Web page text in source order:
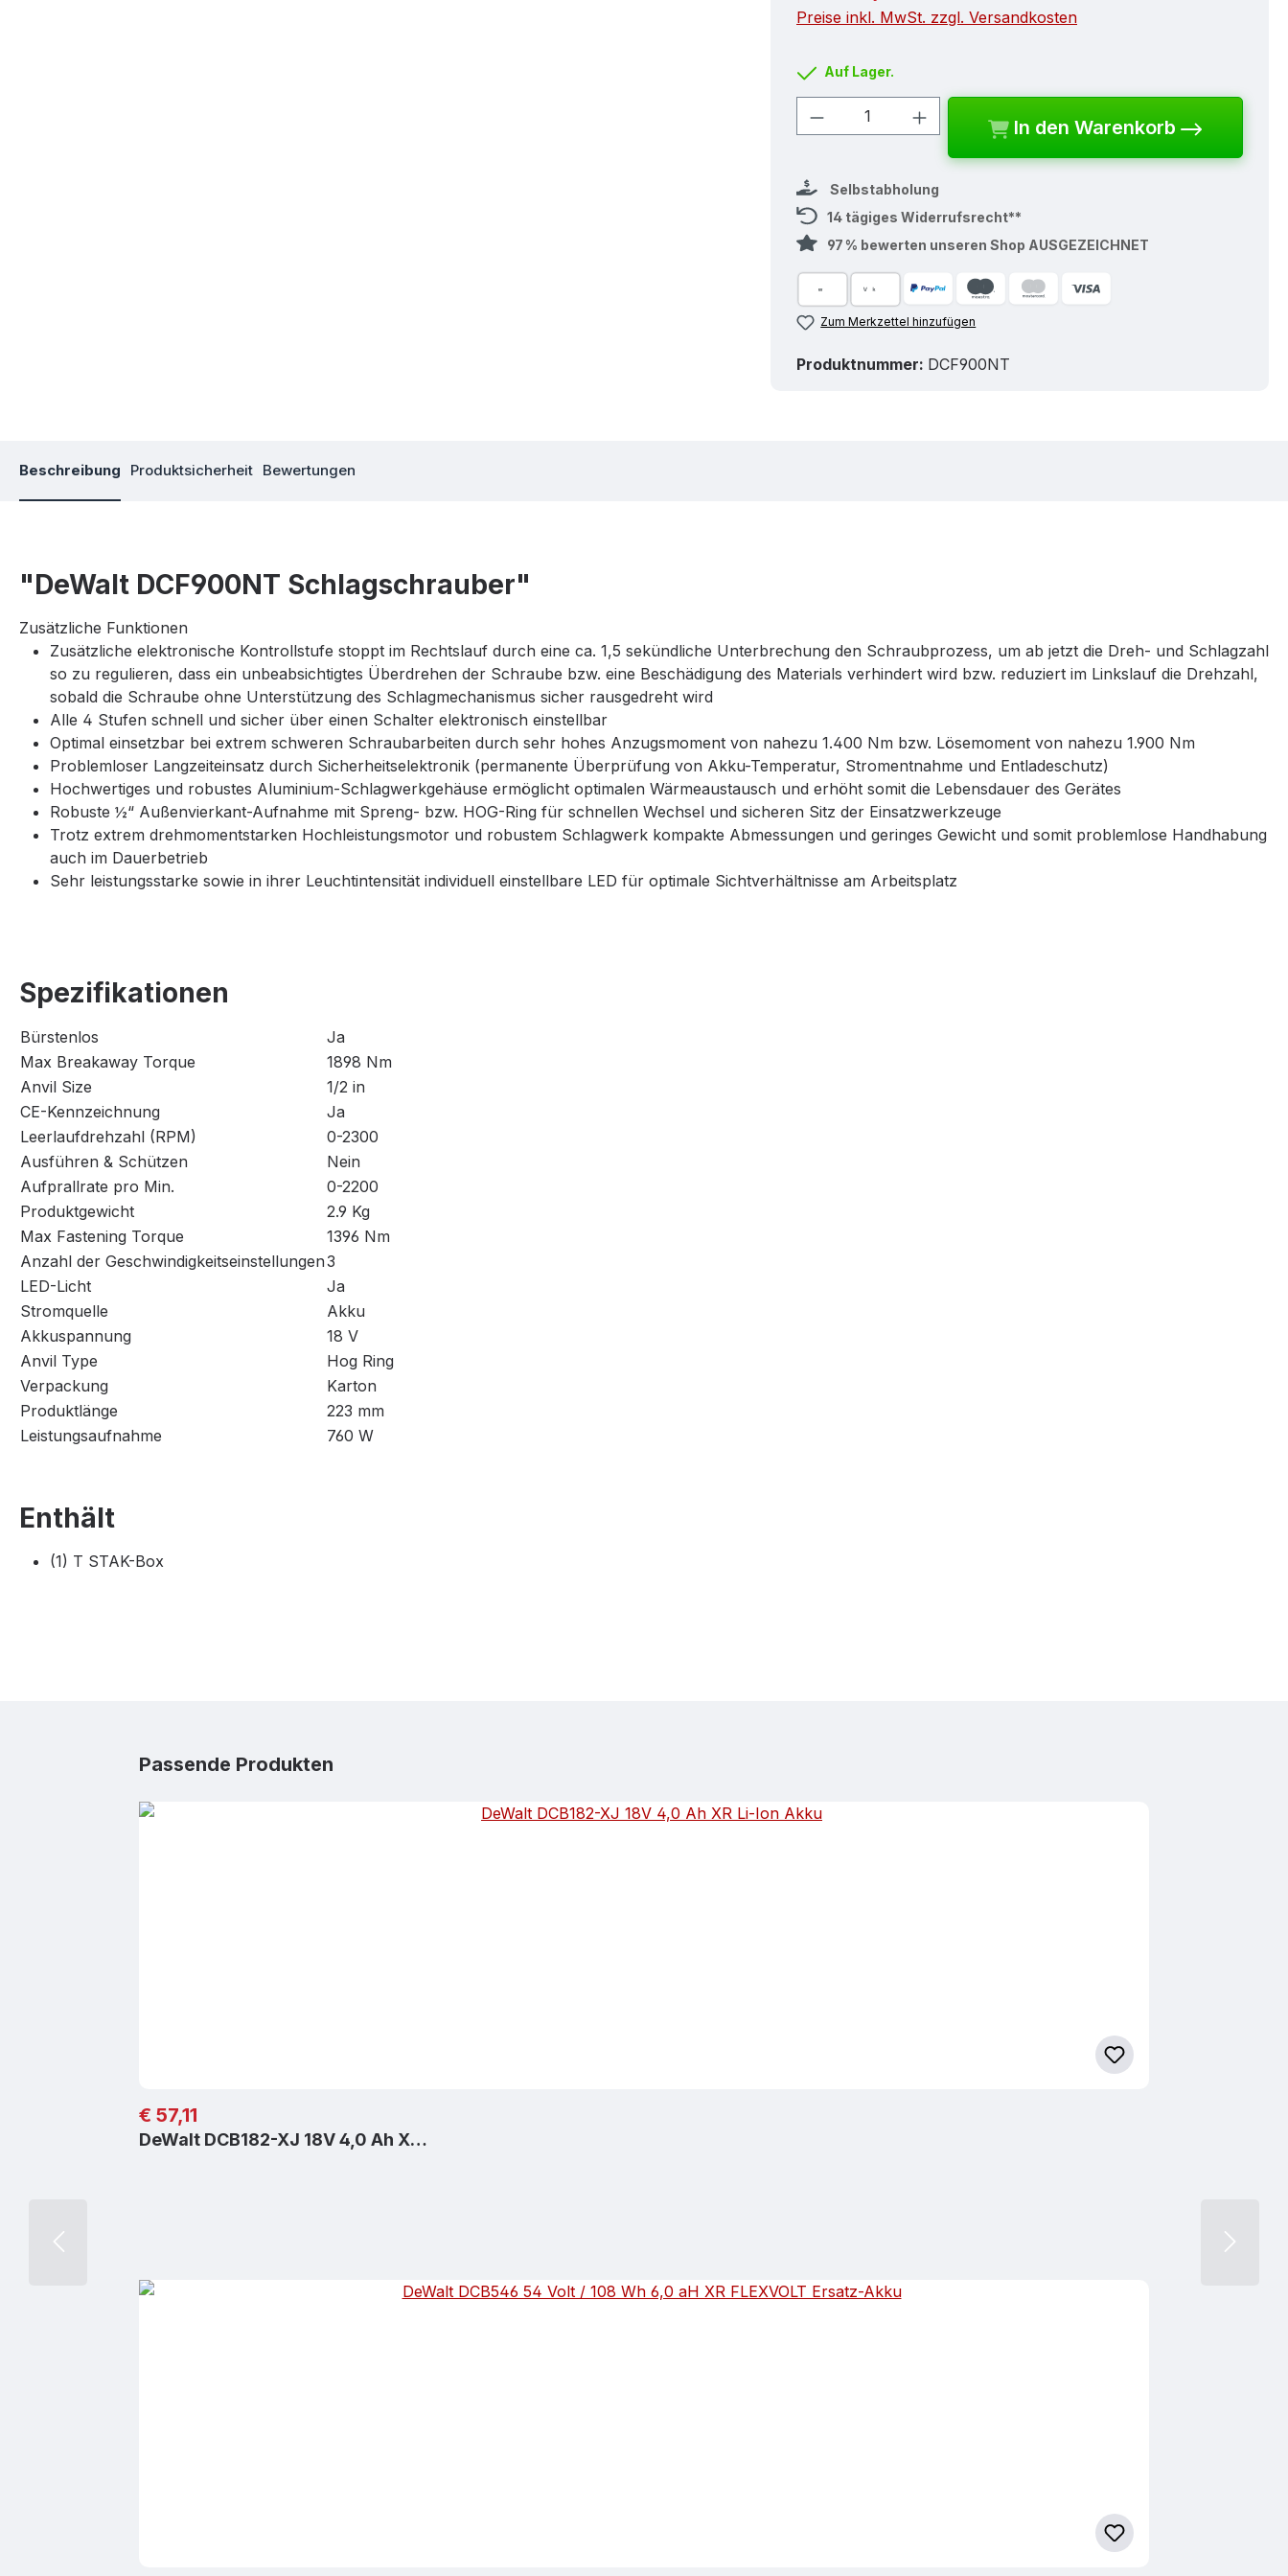
Preise inkl. MwSt. zzgl. Versandkosten
Auf Lager.
Produkt Anzahl: Gib den gewünschten
In den Warenkorb
Selbstabholung
14 tägiges Widerrufsrecht**
97 % bewerten unseren Shop AUSGEZEICHNET
Zum Merkzettel hinzufügen
Produktnummer: DCF900NT
Beschreibung Produktsicherheit Bewertungen
"DeWalt DCF900NT Schlagschrauber"
Zusätzliche Funktionen
Zusätzliche elektronische Kontrollstufe stoppt im Rechtslauf durch eine ca. 1,5 sekündliche Unterbrechung den Schraubprozess, um ab jetzt die Dreh- und Schlagzahl
so zu regulieren, dass ein unbeabsichtigtes Überdrehen der Schraube bzw. eine Beschädigung des Materials verhindert wird bzw. reduziert im Linkslauf die Drehzahl,
sobald die Schraube ohne Unterstützung des Schlagmechanismus sicher rausgedreht wird
Alle 4 Stufen schnell und sicher über einen Schalter elektronisch einstellbar
Optimal einsetzbar bei extrem schweren Schraubarbeiten durch sehr hohes Anzugsmoment von nahezu 1.400 Nm bzw. Lösemoment von nahezu 1.900 Nm
Problemloser Langzeiteinsatz durch Sicherheitselektronik (permanente Überprüfung von Akku-Temperatur, Stromentnahme und Entladeschutz)
Hochwertiges und robustes Aluminium-Schlagwerkgehäuse ermöglicht optimalen Wärmeaustausch und erhöht somit die Lebensdauer des Gerätes
Robuste ½“ Außenvierkant-Aufnahme mit Spreng- bzw. HOG-Ring für schnellen Wechsel und sicheren Sitz der Einsatzwerkzeuge
Trotz extrem drehmomentstarken Hochleistungsmotor und robustem Schlagwerk kompakte Abmessungen und geringes Gewicht und somit problemlose Handhabung
auch im Dauerbetrieb
Sehr leistungsstarke sowie in ihrer Leuchtintensität individuell einstellbare LED für optimale Sichtverhältnisse am Arbeitsplatz
Spezifikationen
Bürstenlos
Ja
Max Breakaway Torque
1898 Nm
Anvil Size
1/2 in
CE-Kennzeichnung
Ja
Leerlaufdrehzahl (RPM)
0-2300
Ausführen & Schützen
Nein
Aufprallrate pro Min.
0-2200
Produktgewicht
2.9 Kg
Max Fastening Torque
1396 Nm
Anzahl der Geschwindigkeitseinstellungen3
LED-Licht
Ja
Stromquelle
Akku
Akkuspannung
18 V
Anvil Type
Hog Ring
Verpackung
Karton
Produktlänge
223 mm
Leistungsaufnahme
760 W
Enthält
(1) T STAK-Box
Produktgalerie überspringen
Passende Produkten
Regulärer Preis:
€ 57,11
DeWalt DCB182-XJ 18V 4,0 Ah X…